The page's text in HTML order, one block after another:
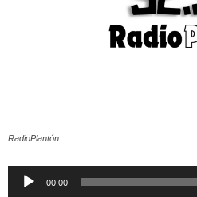
RadioPlantón
Reproductor
00:00